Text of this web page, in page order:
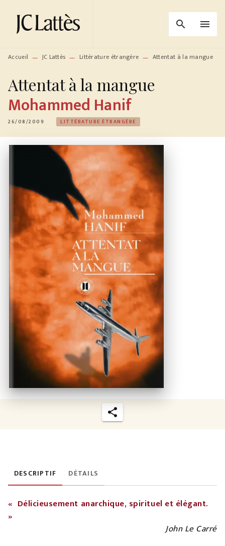
MENU RECHERCHE
PIED DE PAGE
search menu
Accueil — JC Lattès — Littérature étrangère — Attentat à la mangue
Attentat à la mangue
Mohammed Hanif
26/08/2009 LITTÉRATURE ÉTRANGÈRE
DESCRIPTIF DÉTAILS
« Délicieusement anarchique, spirituel et élégant.
»
John Le Carré